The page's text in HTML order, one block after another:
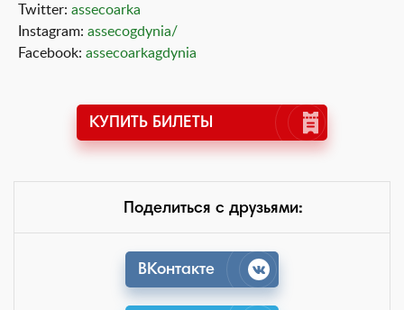
Twitter: assecoarka
Instagram: assecogdynia/
Facebook: assecoarkagdynia
КУПИТЬ БИЛЕТЫ
Поделиться с друзьями:
ВКонтакте